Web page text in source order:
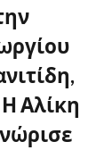
Αλίκη